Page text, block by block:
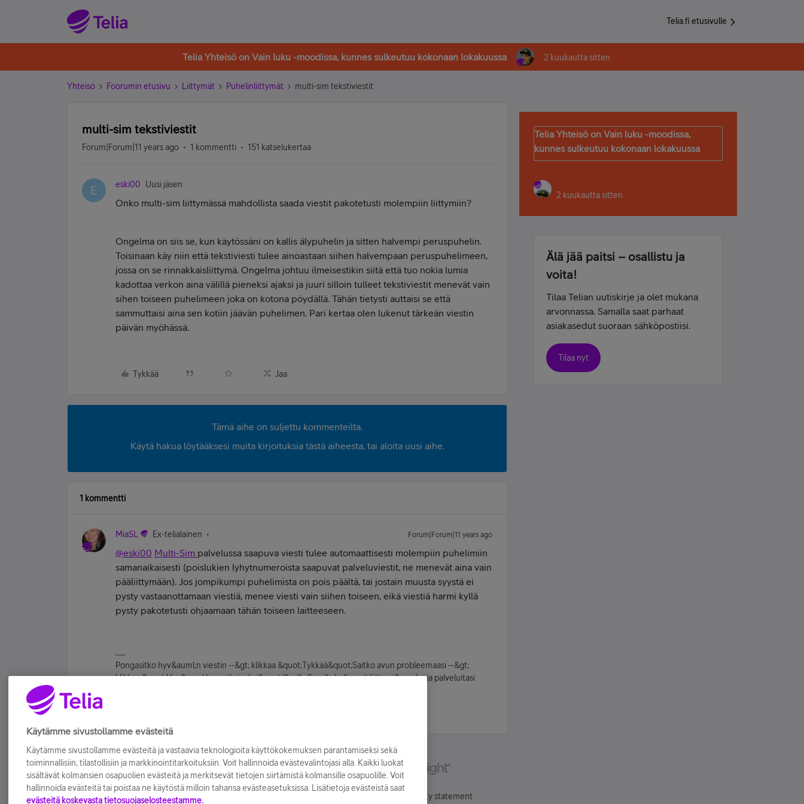
Telia.fi etusivulle
Telia Yhteisö on Vain luku -moodissa, kunnes sulkeutuu kokonaan lokakuussa 2 kuukautta sitten
Yhteisö Foorumin etusivu Liittymät Puhelinliittymät multi-sim tekstiviestit
multi-sim tekstiviestit
Forum|Forum|11 years ago 1 kommentti 151 katselukertaa
E eski00 Uusi jäsen
Onko multi-sim liittymässä mahdollista saada viestit pakotetusti molempiin liittymiin?
Ongelma on siis se, kun käytössäni on kallis älypuhelin ja sitten halvempi peruspuhelin.
Toisinaan käy niin että tekstiviesti tulee ainoastaan siihen halvempaan peruspuhelimeen,
jossa on se rinnakkaisliittymä. Ongelma johtuu ilmeisestikin siitä että tuo nokia lumia
kadottaa verkon aina välillä pieneksi ajaksi ja juuri silloin tulleet tekstiviestit menevät vain
sihen toiseen puhelimeen joka on kotona pöydällä. Tähän tietysti auttaisi se että
sammuttaisi aina sen kotiin jäävän puhelimen. Pari kertaa olen lukenut tärkeän viestin
päivän myöhässä.
Tykkää Jaa
Tämä aihe on suljettu kommenteilta.
Käytä hakua löytääksesi muita kirjoituksia tästä aiheesta, tai aloita uusi aihe.
1 kommentti
MiaSL Ex-telialainen Forum|Forum|11 years ago
@eski00 Multi-Sim palvelussa saapuva viesti tulee automaattisesti molempiin puhelimiin
samanaikaisesti (poislukien lyhytnumeroista saapuvat palveluviestit, ne menevät aina vain
pääliittymään). Jos jompikumpi puhelimista on pois päältä, tai jostain muusta syystä ei
pysty vastaanottamaan viestiä, menee viesti vain siihen toiseen, eikä viestiä harmi kyllä
pysty pakotetusti ohjaamaan tähän toiseen laitteeseen.
Pongasitko hyv&auml;n viestin --&gt; klikkaa &quot;Tykkää&quot;Saitko avun probleemaasi --&gt;
klikkaa &quot;Hyv&auml;ksy ratkaisuksi&quot;Omilla Sivuilla hallinnoit liittymi&auml;si ja palveluitasi
Telia Yhteisö on Vain luku -moodissa,
kunnes sulkeutuu kokonaan lokakuussa
2 kuukautta sitten
Älä jää paitsi – osallistu ja
voita!
Tilaa Telian uutiskirje ja olet mukana
arvonnassa. Samalla saat parhaat
asiakasedut suoraan sähköpostiisi.
Tilaa nyt
Accessibility statement
Käytämme sivustollamme evästeitä
Käytämme sivustollamme evästeitä ja vastaavia teknologioita käyttökokemuksen parantamiseksi sekä
toiminnallisiin, tilastollisiin ja markkinointitarkoituksiin. Voit hallinnoida evästevalintojasi alla. Kaikki luokat
sisältävät kolmansien osapuolien evästeitä ja merkitsevät tietojen siirtämistä kolmansille osapuolille. Voit
hallinnoida evästeitä tai poistaa ne käytöstä milloin tahansa evästeasetuksissa. Lisätietoja evästeistä saat
evästeitä koskevasta tietosuojaselosteestamme.